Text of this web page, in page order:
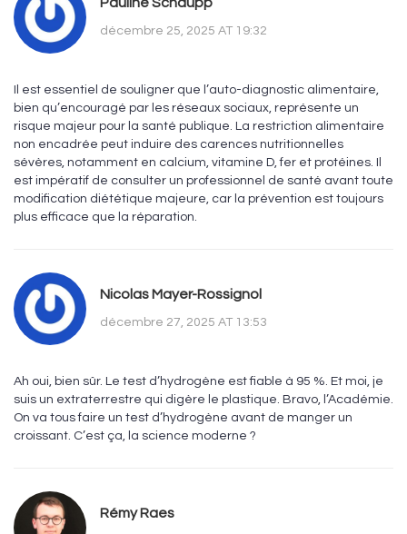
décembre 25, 2025 AT 19:32
Il est essentiel de souligner que l’auto-diagnostic alimentaire,
bien qu’encouragé par les réseaux sociaux, représente un
risque majeur pour la santé publique. La restriction alimentaire
non encadrée peut induire des carences nutritionnelles
sévères, notamment en calcium, vitamine D, fer et protéines. Il
est impératif de consulter un professionnel de santé avant toute
modification diététique majeure, car la prévention est toujours
plus efficace que la réparation.
Nicolas Mayer-Rossignol
décembre 27, 2025 AT 13:53
Ah oui, bien sûr. Le test d’hydrogène est fiable à 95 %. Et moi, je
suis un extraterrestre qui digère le plastique. Bravo, l’Académie.
On va tous faire un test d’hydrogène avant de manger un
croissant. C’est ça, la science moderne ?
Rémy Raes